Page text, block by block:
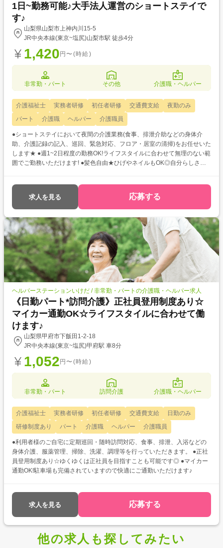
1日~勤務可能♪大手法人運営のショートステイで
す♪
山梨県山梨市上神内川15-5
JR中央本線(東京~塩尻)山梨市駅 徒歩4分
1,420 円〜(時給)
非常勤・パート その他 介護職・ヘルパー
介護福祉士 実務者研修 初任者研修 交通費支給
夜勤のみ
パート
介護職 ヘルパー 介護職員
●ショートステイにおいて夜間の介護業務(食事、排泄介助などの身体介
助、介護記録の記入、巡回、緊急対応、フロア・居室の清掃)をお任せいた
します★ ●週1~2日程度の勤務OK!ライフスタイルに合わせて無理のない範
囲でご勤務いただけます! ●髪色自由★ひげやネイルもOK◎自分らしさを
求人を見る 応募する
ヘルパーステーションいけだ / 非常勤・パートの介護職・ヘルパー求人
《日勤パート*訪問介護》正社員登用制度あり☆
マイカー通勤OK☆ライフスタイルに合わせて働
けます♪
山梨県甲府市下飯田1-2-18
JR中央本線(東京~塩尻)甲府駅 車8分
1,052 円〜(時給)
非常勤・パート 訪問介護 介護職・ヘルパー
介護福祉士 実務者研修 初任者研修 交通費支給
日勤のみ
研修制度あり
パート 介護職 ヘルパー 介護職員
●利用者様のご自宅に定期巡回・随時訪問対応、食事、排泄、入浴などの
身体介護、服薬管理、掃除、洗濯、調理等を行っていただきます。 ●正社
員登用制度あり☆ゆくゆくは正社員を目指すことも可能です◎ ●マイカー
通勤OK!駐車場も完備されていますので快適にご通勤いただけます♪
求人を見る 応募する
他の求人も探してみたい